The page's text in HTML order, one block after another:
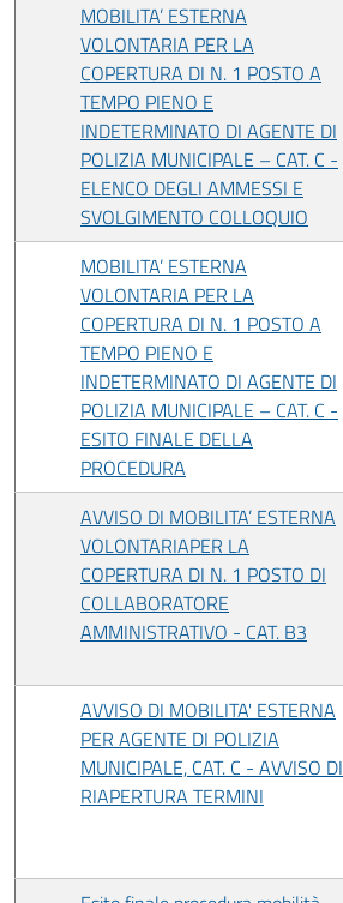
MOBILITA’ ESTERNA
VOLONTARIA PER LA
COPERTURA DI N. 1 POSTO A
TEMPO PIENO E
INDETERMINATO DI AGENTE DI
POLIZIA MUNICIPALE – CAT. C -
ELENCO DEGLI AMMESSI E
SVOLGIMENTO COLLOQUIO
MOBILITA’ ESTERNA
VOLONTARIA PER LA
COPERTURA DI N. 1 POSTO A
TEMPO PIENO E
INDETERMINATO DI AGENTE DI
POLIZIA MUNICIPALE – CAT. C -
ESITO FINALE DELLA
PROCEDURA
AVVISO DI MOBILITA’ ESTERNA
VOLONTARIAPER LA
COPERTURA DI N. 1 POSTO DI
COLLABORATORE
AMMINISTRATIVO - CAT. B3
AVVISO DI MOBILITA' ESTERNA
PER AGENTE DI POLIZIA
MUNICIPALE, CAT. C - AVVISO DI
RIAPERTURA TERMINI